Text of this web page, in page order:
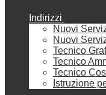
Indirizzi
Nuovi
Nuovi
Tecnico
Tecnico
Tecnico
Istruzione